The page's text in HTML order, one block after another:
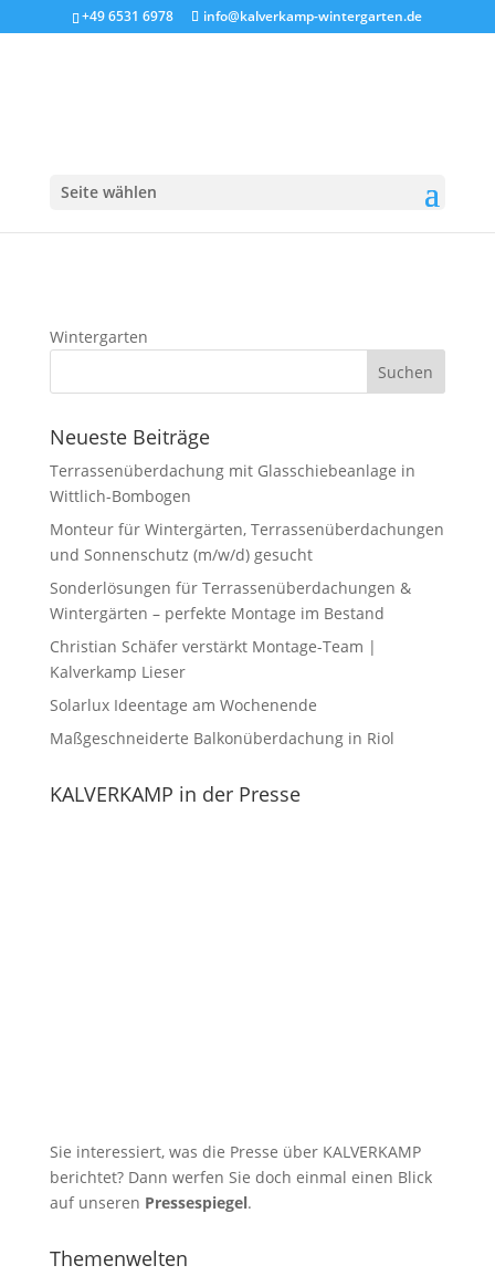
+49 6531 6978 info@kalverkamp-wintergarten.de
Seite wählen
Wintergarten
Neueste Beiträge
Terrassenüberdachung mit Glasschiebeanlage in
Wittlich-Bombogen
Monteur für Wintergärten, Terrassenüberdachungen
und Sonnenschutz (m/w/d) gesucht
Sonderlösungen für Terrassenüberdachungen &
Wintergärten – perfekte Montage im Bestand
Christian Schäfer verstärkt Montage-Team |
Kalverkamp Lieser
Solarlux Ideentage am Wochenende
Maßgeschneiderte Balkonüberdachung in Riol
KALVERKAMP in der Presse
Sie interessiert, was die Presse über KALVERKAMP
berichtet? Dann werfen Sie doch einmal einen Blick
auf unseren Pressespiegel.
Themenwelten